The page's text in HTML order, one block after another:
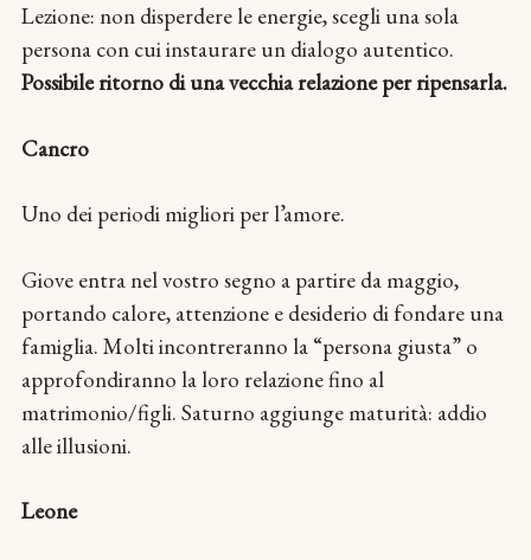
Lezione: non disperdere le energie, scegli una sola
persona con cui instaurare un dialogo autentico.
Possibile ritorno di una vecchia relazione per ripensarla.
Cancro
Uno dei periodi migliori per l’amore.
Giove entra nel vostro segno a partire da maggio,
portando calore, attenzione e desiderio di fondare una
famiglia. Molti incontreranno la “persona giusta” o
approfondiranno la loro relazione fino al
matrimonio/figli. Saturno aggiunge maturità: addio
alle illusioni.
Leone